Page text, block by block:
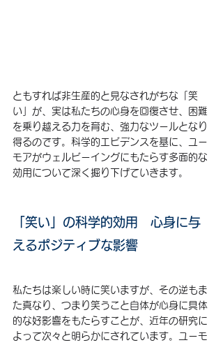
ともすれば非生産的と見なされがちな「笑
い」が、実は私たちの心身を回復させ、困難
を乗り越える力を育む、強力なツールとなり
得るのです。科学的エビデンスを基に、ユー
モアがウェルビーイングにもたらす多面的な
効用について深く掘り下げていきます。
「笑い」の科学的効用　心身に与
えるポジティブな影響
私たちは楽しい時に笑いますが、その逆もま
た真なり、つまり笑うこと自体が心身に具体
的な好影響をもたらすことが、近年の研究に
よって次々と明らかにされています。ユーモ